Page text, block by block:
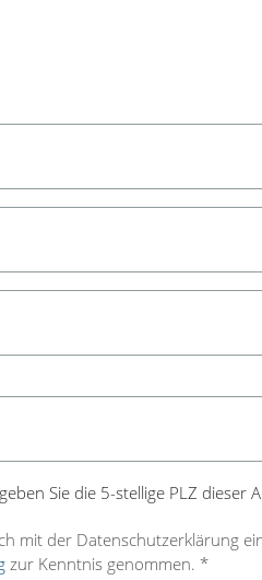
Sie die 5-stellige PLZ dieser
mit der Datenschutzerklärung
zur Kenntnis genommen. *